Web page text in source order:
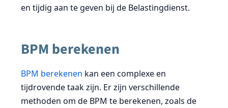
en tijdig aan te geven bij de Belastingdienst.
BPM berekenen
BPM berekenen kan een complexe en
tijdrovende taak zijn. Er zijn verschillende
methoden om de BPM te berekenen, zoals de